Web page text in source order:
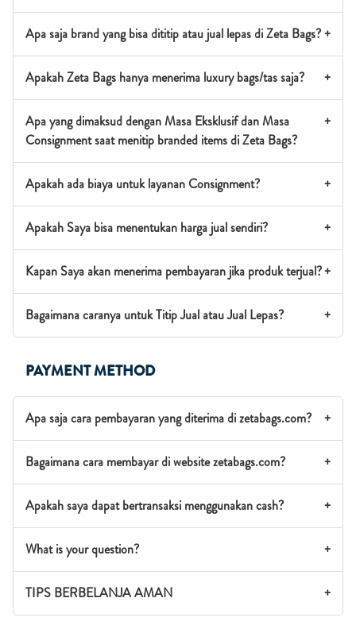
Apa saja brand yang bisa dititip atau jual lepas di Zeta Bags?+
Apakah Zeta Bags hanya menerima luxury bags/tas saja? +
Apa yang dimaksud dengan Masa Eksklusif dan Masa
Consignment saat menitip branded items di Zeta Bags?
+
Apakah ada biaya untuk layanan Consignment? +
Apakah Saya bisa menentukan harga jual sendiri? +
Kapan Saya akan menerima pembayaran jika produk terjual?+
Bagaimana caranya untuk Titip Jual atau Jual Lepas? +
PAYMENT METHOD
Apa saja cara pembayaran yang diterima di zetabags.com? +
Bagaimana cara membayar di website zetabags.com? +
Apakah saya dapat bertransaksi menggunakan cash? +
What is your question? +
TIPS BERBELANJA AMAN +